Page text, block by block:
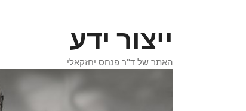
ייצור ידע
האתר של ד"ר פנחס יחזקאלי